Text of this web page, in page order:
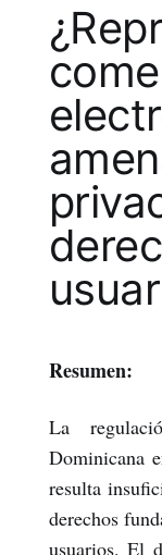
Resumen:
La
Dominicana
resulta
derechos
usuarios. El